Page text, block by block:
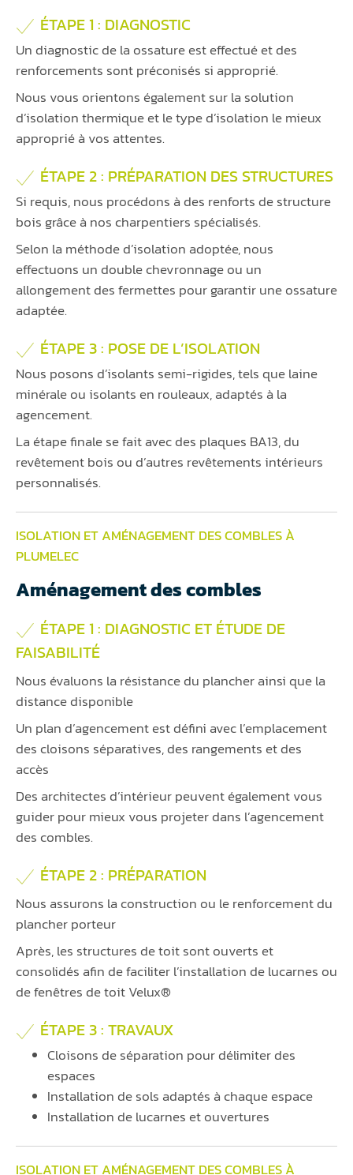
ÉTAPE 1 : DIAGNOSTIC
Un diagnostic de la ossature est effectué et des
renforcements sont préconisés si approprié.
Nous vous orientons également sur la solution
d’isolation thermique et le type d’isolation le mieux
approprié à vos attentes.
ÉTAPE 2 : PRÉPARATION DES STRUCTURES
Si requis, nous procédons à des renforts de structure
bois grâce à nos charpentiers spécialisés.
Selon la méthode d’isolation adoptée, nous
effectuons un double chevronnage ou un
allongement des fermettes pour garantir une ossature
adaptée.
ÉTAPE 3 : POSE DE L’ISOLATION
Nous posons d’isolants semi-rigides, tels que laine
minérale ou isolants en rouleaux, adaptés à la
agencement.
La étape finale se fait avec des plaques BA13, du
revêtement bois ou d’autres revêtements intérieurs
personnalisés.
ISOLATION ET AMÉNAGEMENT DES COMBLES À
PLUMELEC
Aménagement des combles
ÉTAPE 1 : DIAGNOSTIC ET ÉTUDE DE
FAISABILITÉ
Nous évaluons la résistance du plancher ainsi que la
distance disponible
Un plan d’agencement est défini avec l’emplacement
des cloisons séparatives, des rangements et des
accès
Des architectes d’intérieur peuvent également vous
guider pour mieux vous projeter dans l’agencement
des combles.
ÉTAPE 2 : PRÉPARATION
Nous assurons la construction ou le renforcement du
plancher porteur
Après, les structures de toit sont ouverts et
consolidés afin de faciliter l’installation de lucarnes ou
de fenêtres de toit Velux®
ÉTAPE 3 : TRAVAUX
Cloisons de séparation pour délimiter des
espaces
Installation de sols adaptés à chaque espace
Installation de lucarnes et ouvertures
ISOLATION ET AMÉNAGEMENT DES COMBLES À